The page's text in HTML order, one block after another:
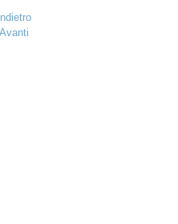
Indietro
Avanti